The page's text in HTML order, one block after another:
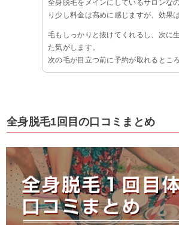
全身脱毛をメインにしているサロンな
り少し料金は高めに感じますが、効果
毛もしっかりと抜けてくれるし、次に
た気がします。
次の毛が目立つ前に予約が取れるとこ
全身脱毛1回目の口コミまとめ